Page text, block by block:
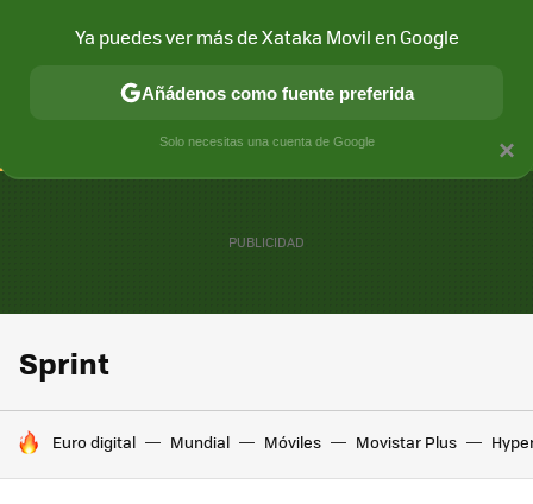
CONECTIVIDAD MÓVIL Y SOCIEDAD APLICACIONES
Sprint
HOY SE HABLA DE
Euro digital Mundial Móviles Movistar Plus
×
Ya puedes ver más de Xataka Movil en Google
Añádenos como fuente preferida
Solo necesitas una cuenta de Google